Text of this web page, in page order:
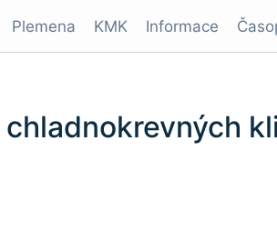
Plemena KMK Informace